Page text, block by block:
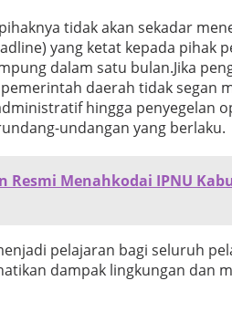
tidak akan sekadar
yang ketat kepada pihak
dalam satu bulan.Jika
daerah tidak segan
hingga penyegelan
undangan yang berlaku.
Resmi Menahkodai IPNU
pelajaran bagi seluruh
dampak lingkungan dan